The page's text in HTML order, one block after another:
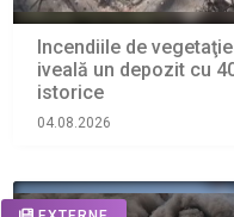
Incendiile de
iveală un depozit cu
istorice
04.08.2026